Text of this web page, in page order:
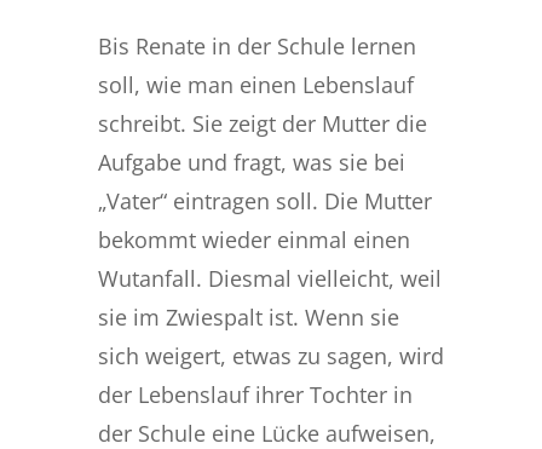
Bis Renate in der Schule lernen
soll, wie man einen Lebenslauf
schreibt. Sie zeigt der Mutter die
Aufgabe und fragt, was sie bei
„Vater“ eintragen soll. Die Mutter
bekommt wieder einmal einen
Wutanfall. Diesmal vielleicht, weil
sie im Zwiespalt ist. Wenn sie
sich weigert, etwas zu sagen, wird
der Lebenslauf ihrer Tochter in
der Schule eine Lücke aufweisen,